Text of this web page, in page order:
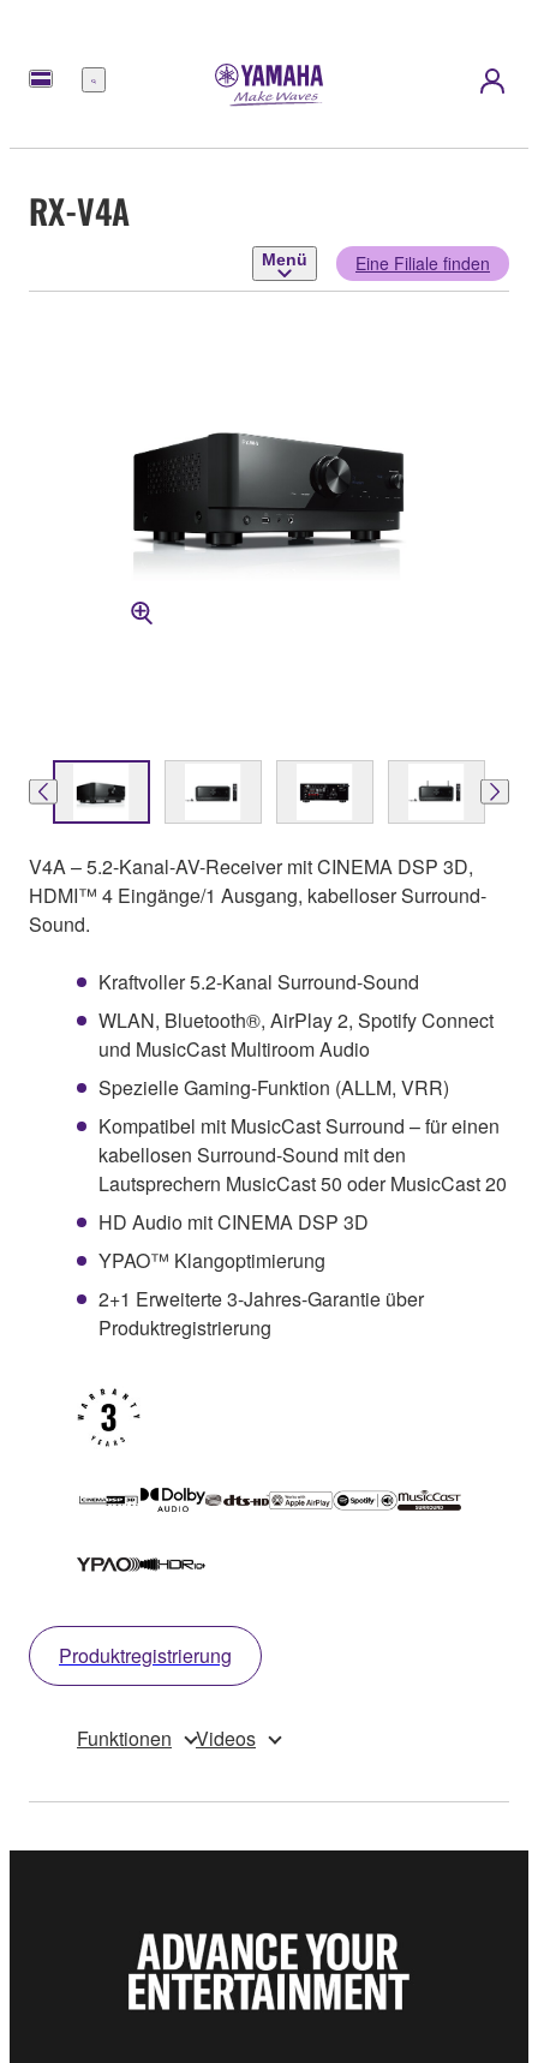
Menü
RX-V4A
Menü Eine Filiale finden
V4A – 5.2-Kanal-AV-Receiver mit CINEMA DSP 3D,
HDMI™ 4 Eingänge/1 Ausgang, kabelloser Surround-
Sound.
Kraftvoller 5.2-Kanal Surround-Sound
WLAN, Bluetooth®, AirPlay 2, Spotify Connect
und MusicCast Multiroom Audio
Spezielle Gaming-Funktion (ALLM, VRR)
Kompatibel mit MusicCast Surround – für einen
kabellosen Surround-Sound mit den
Lautsprechern MusicCast 50 oder MusicCast 20
HD Audio mit CINEMA DSP 3D
YPAO™ Klangoptimierung
2+1 Erweiterte 3-Jahres-Garantie über
Produktregistrierung
Produktregistrierung
Funktionen Videos